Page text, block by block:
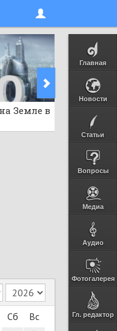
Главная
Новости
Статьи
Вопросы
Медиа
Аудио
Фотогалерея
Гл. редактор
Земле в
15 часов
Сб
Вс